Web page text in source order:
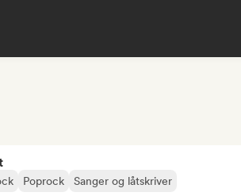
Poprock Sanger og låtskriver